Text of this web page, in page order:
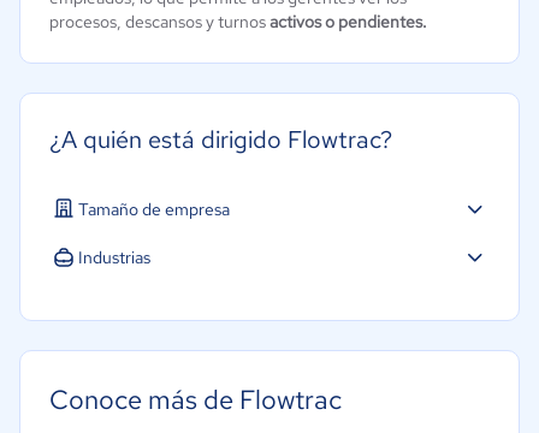
procesos, descansos y turnosactivos o pendientes.
¿A quién está dirigido Flowtrac?
Tamaño de empresa
Industrias
Conoce más de Flowtrac